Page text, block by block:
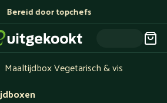
Bereid door topchefs
Maaltijdbox Vegetarisch & vis